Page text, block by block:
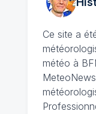
Ce site a
météo à